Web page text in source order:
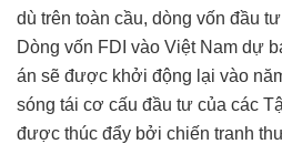
dù trên toàn cầu, dòng vốn đầu
Dòng vốn FDI vào Việt Nam dự
án sẽ được khởi động lại vào
sóng tái cơ cấu đầu tư của các
được thúc đẩy bởi chiến tranh